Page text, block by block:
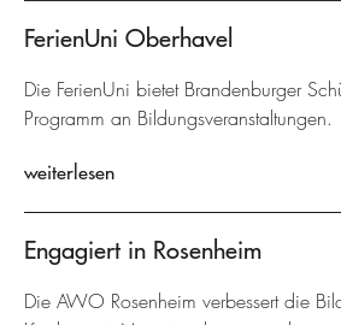
FerienUni Oberhavel
Die FerienUni bietet Brandenburger
Programm an Bildungsveranstaltungen.
weiterlesen
Engagiert in Rosenheim
Die AWO Rosenheim verbessert die